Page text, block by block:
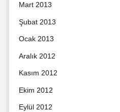
Mart 2013
Şubat 2013
Ocak 2013
Aralık 2012
Kasım 2012
Ekim 2012
Eylül 2012